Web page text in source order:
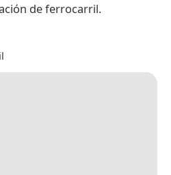
de ferrocarril.